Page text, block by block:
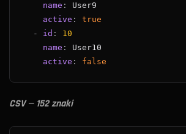
name :
active :
true
-
id :
10
name :
active : false
CSV — 152 znaki